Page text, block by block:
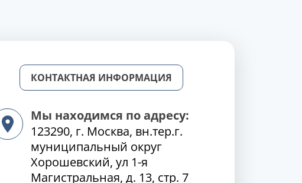
КОНТАКТНАЯ ИНФОРМАЦИЯ
Мы находимся по адресу:
123290, г. Москва, вн.тер.г.
муниципальный округ
Хорошевский, ул 1-я
Магистральная, д. 13, стр. 7